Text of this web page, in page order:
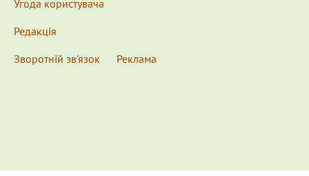
Угода користувача
Редакція
Зворотній зв'язок
Реклама